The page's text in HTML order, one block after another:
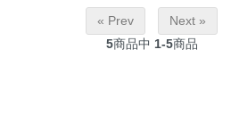
« Prev
Next »
5商品中 1-5商品